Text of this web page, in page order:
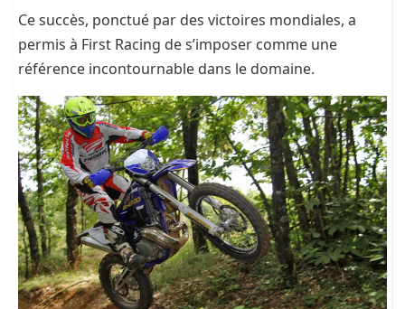
Ce succès, ponctué par des victoires mondiales, a
permis à First Racing de s’imposer comme une
référence incontournable dans le domaine.